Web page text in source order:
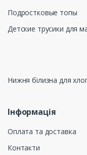
Подростковые топы
Детские трусики для
Нижня білизна для
Інформація
Оплата та доставка
Контакти